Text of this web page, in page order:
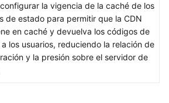
la vigencia de la caché de los
de estado para permitir que la CDN
en caché y devuelva los códigos de
los usuarios, reduciendo la relación de
y la presión sobre el servidor de